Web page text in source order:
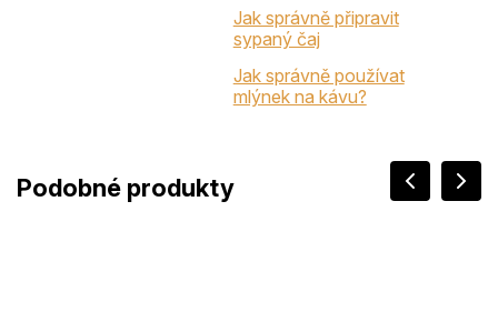
Jak správně připravit
sypaný čaj
Jak správně používat
mlýnek na kávu?